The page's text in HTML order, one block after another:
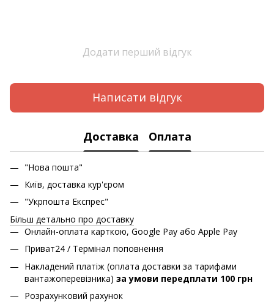
Додати перший відгук
Написати відгук
Доставка Оплата
"Нова пошта"
Київ, доставка кур'єром
"Укрпошта Експрес"
Більш детально про доставку
Онлайн-оплата карткою, Google Pay або Apple Pay
Приват24 / Термінал поповнення
Накладений платіж (оплата доставки за тарифами
вантажоперевізника) за умови передплати 100 грн
Розрахунковий рахунок